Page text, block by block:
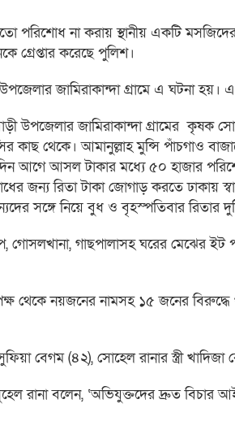
পরিশোধ না করায় স্থানীয় একটি
গ্রেপ্তার করেছে পুলিশ।
জামিরাকান্দা গ্রামে এ ঘটনা হয়।
উপজেলার জামিরাকান্দা গ্রামের কৃষক
কাছ থেকে। আমানুল্লাহ মুন্সি পাঁচগাও
আগে আসল টাকার মধ্যে ৫০ হাজার
জন্য রিতা টাকা জোগাড় করতে ঢাকায়
সঙ্গে নিয়ে বুধ ও বৃহস্পতিবার রিতার
গাছপালাসহ ঘরের মেঝের ইট
থেকে নয়জনের নামসহ ১৫ জনের
বেগম (৪২), সোহেল রানার স্ত্রী
সুহেল রানা বলেন, ‘অভিযুক্তদের দ্রুত